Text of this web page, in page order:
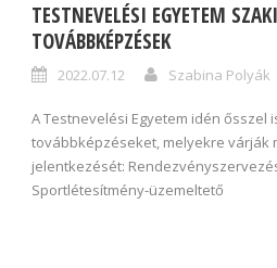
TESTNEVELÉSI EGYETEM
TOVÁBBKÉPZÉSEK
2022.07.12 Szabina Polyák
A Testnevelési Egyetem idén ősszel
továbbképzéseket, melyekre várják
jelentkezését:
Sportlétesítmény-üzemeltető